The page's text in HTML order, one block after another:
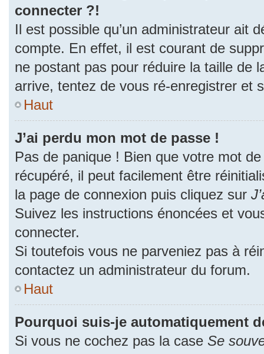
connecter ?!
Il est possible qu’un administrateur ait
compte. En effet, il est courant de
ne postant pas pour réduire la taille de
arrive, tentez de vous ré-enregistrer et
Haut
J’ai perdu mon mot de passe !
Pas de panique ! Bien que votre mot
récupéré, il peut facilement être
la page de connexion puis cliquez sur
Suivez les instructions énoncées et
connecter.
Si toutefois vous ne parveniez pas à
contactez un administrateur du forum.
Haut
Pourquoi suis-je automatiquement
Si vous ne cochez pas la case Se